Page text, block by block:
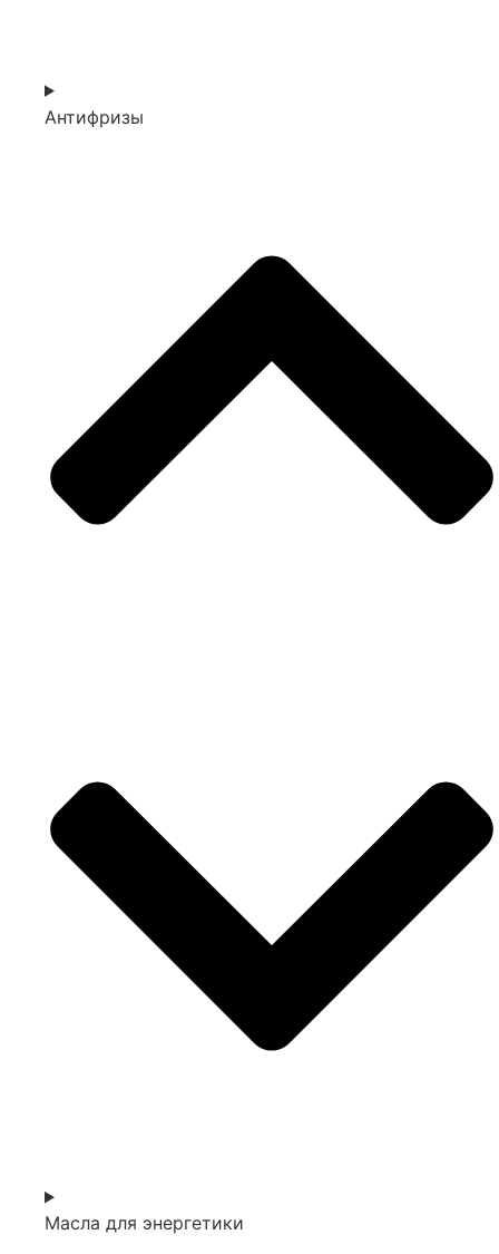
Антифризы
Масла для энергетики